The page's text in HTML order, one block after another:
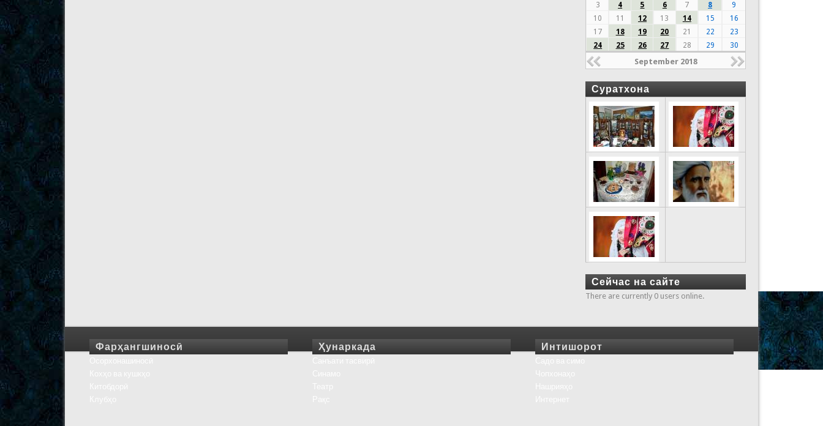
3
4 5 6 7 8
9
10
11 12 13 14 15
16
17
18 19 20 21 22
23
24
25 26 27 28 29 30
September 2018
Суратхона
Сейчас на сайте
There are currently 0 users online.
Фарҳангшиносӣ Ҳунаркада Интишорот